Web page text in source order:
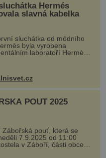
Hermés
slavná kabelka
sluchátka od módního
byla vyrobena
laboratoří Hermès
POUŤ 2025
Zábořská pouť, která se
7.9.2025 od 11:00
v Záboří, části obce
V programu naleznete